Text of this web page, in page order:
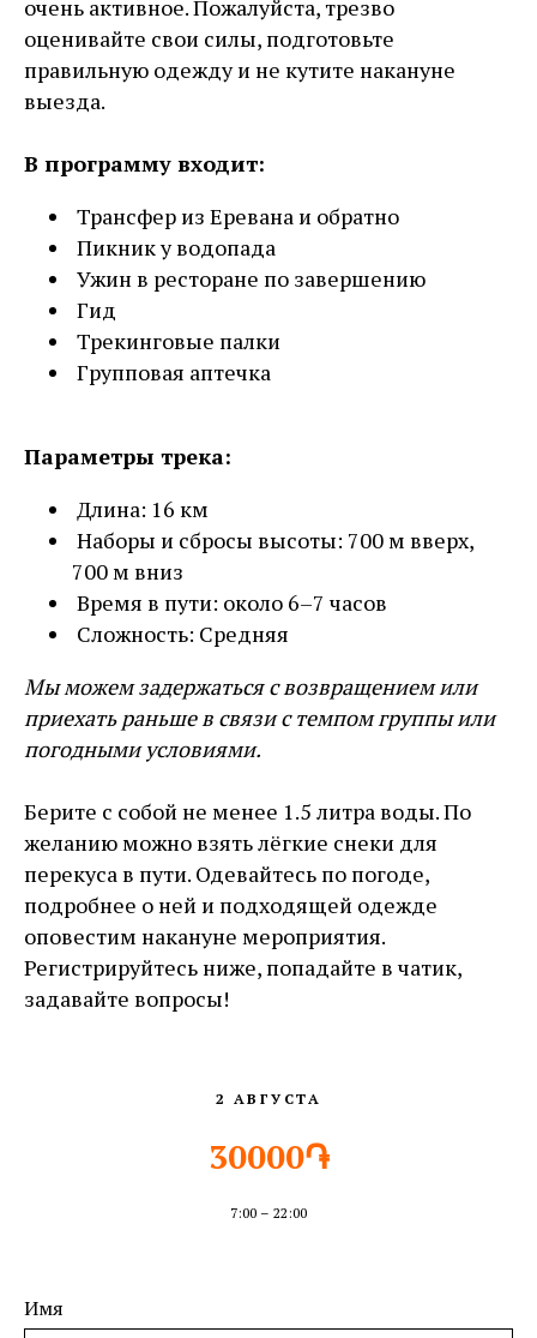
очень активное. Пожалуйста, трезво
оценивайте свои силы, подготовьте
правильную одежду и не кутите накануне
выезда.
В программу входит:
Трансфер из Еревана и обратно
Пикник у водопада
Ужин в ресторане по завершению
Гид
Трекинговые палки
Групповая аптечка
Параметры трека:
Длина: 16 км
Наборы и сбросы высоты: 700 м вверх,
700 м вниз
Время в пути: около 6–7 часов
Сложность: Средняя
Мы можем задержаться с возвращением или
приехать раньше в связи с темпом группы или
погодными условиями.
Берите с собой не менее 1.5 литра воды. По
желанию можно взять лёгкие снеки для
перекуса в пути. Одевайтесь по погоде,
подробнее о ней и подходящей одежде
оповестим накануне мероприятия.
Регистрируйтесь ниже, попадайте в чатик,
задавайте вопросы!
2 АВГУСТА
30000֏
7:00 – 22:00
Имя